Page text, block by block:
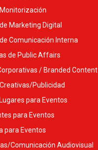
Marketing Digital
Comunicación Interna
de Public Affairs
/ Branded Content
Publicidad
para Eventos
para Eventos
para Eventos
Comunicación Audiovisual